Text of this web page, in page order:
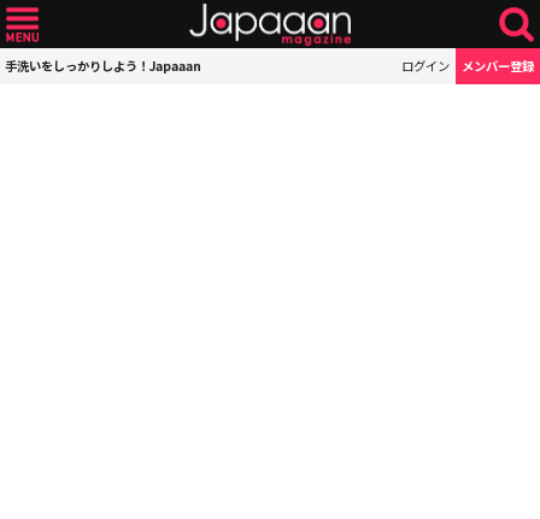
手洗いをしっかりしよう！Japaaan ログイン メンバー登録